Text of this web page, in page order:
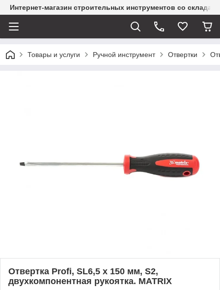
Интернет-магазин строительных инструментов со склада
Товары и услуги Ручной инструмент Отвертки
Отвертка Profi, SL6,5 х 150 мм, S2,
двухкомпонентная рукоятка. MATRIX